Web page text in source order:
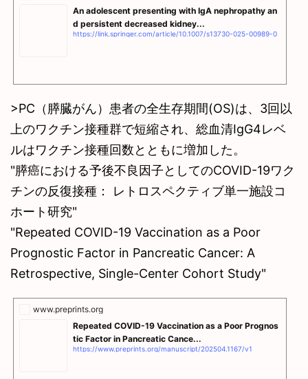
An adolescent presenting with IgA nephropathy an
d persistent decreased kidney...
https://link.springer.com/article/10.1007/s13730-025-00989-0
>PC（膵臓がん）患者の全生存期間(OS)は、3回以
上のワクチン接種群で短縮され、総血清IgG4レベ
ルはワクチン接種回数とともに増加した。
"膵癌における予後不良因子としてのCOVID-19ワク
チンの反復接種： レトロスペクティブ単一施設コ
ホート研究"
"Repeated COVID-19 Vaccination as a Poor
Prognostic Factor in Pancreatic Cancer: A
Retrospective, Single-Center Cohort Study"
www.preprints.org
Repeated COVID-19 Vaccination as a Poor Prognos
tic Factor in Pancreatic Cance...
https://www.preprints.org/manuscript/202504.1167/v1